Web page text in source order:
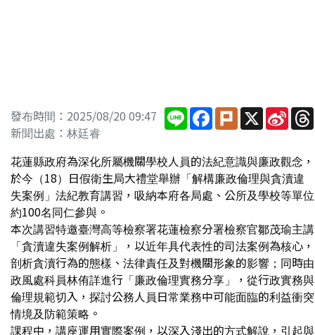
發布時間：2025/08/20 09:47
新聞出處：林廷睿
Line Facebook
PlurkX Sina
花蓮縣政府為深化所屬機關學校人員的法紀意識與廉政觀念，
於今（18）日假衛生局大禮堂舉辦「解構廉政倫理與貪瀆違
失案例」法紀教育講習，吸納本府各局處、公所及學校等單位
約100名同仁參與。
本次講習特邀臺灣高等檢察署花蓮檢察分署檢察官鄒茂瑜主講
「貪瀆違失案例解析」，以近年具代表性的司法案例為核心，
剖析貪瀆行為的態樣、法律責任及對機關形象的影響；同時由
政風處科員林侑詳進行「廉政倫理實務分享」，從行政實務與
倫理規範切入，探討公務人員日常業務中可能面臨的利益衝突
情境及防範策略。
課程中，講座運用實際案例，以深入淺出的方式解說，引起與